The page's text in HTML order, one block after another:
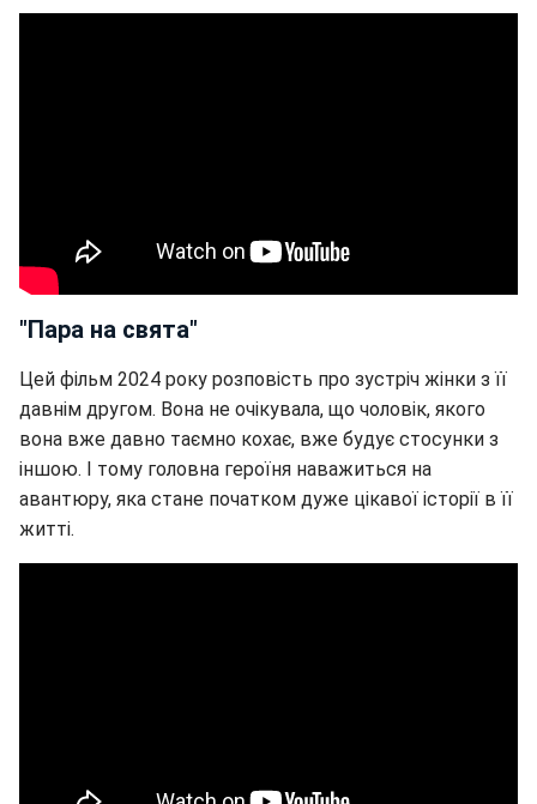
"Пара на свята"
Цей фільм 2024 року розповість про зустріч жінки з її
давнім другом. Вона не очікувала, що чоловік, якого
вона вже давно таємно кохає, вже будує стосунки з
іншою. І тому головна героїня наважиться на
авантюру, яка стане початком дуже цікавої історії в її
житті.